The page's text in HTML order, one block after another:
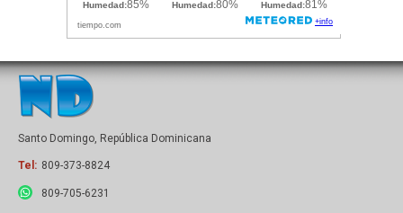
Santo Domingo, República Dominicana
Tel: 809-373-8824
809-705-6231